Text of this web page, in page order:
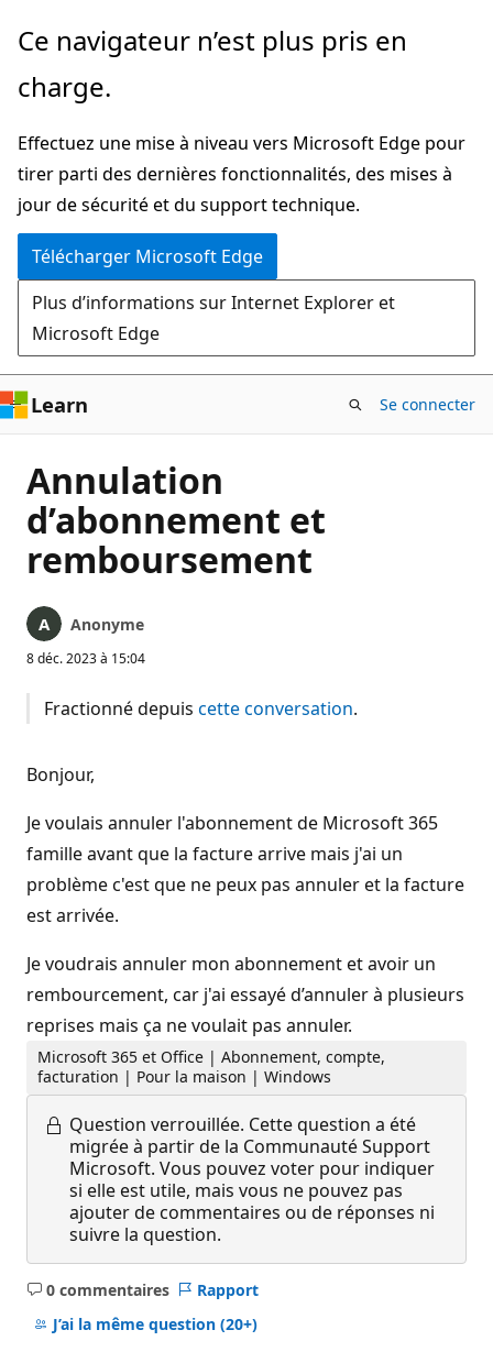
Passer
directement
au
principal
Ce navigateur n’est plus pris en
charge.
Effectuez une mise à niveau vers Microsoft Edge pour
tirer parti des dernières fonctionnalités, des mises à
jour de sécurité et du support technique.
Télécharger Microsoft Edge
Plus d’informations sur Internet Explorer et
Microsoft Edge
Learn Se connecter
Annulation
d’abonnement et
remboursement
Anonyme
8 déc. 2023 à 15:04
Fractionné depuis cette conversation.
Bonjour,
Je voulais annuler l'abonnement de Microsoft 365
famille avant que la facture arrive mais j'ai un
problème c'est que ne peux pas annuler et la facture
est arrivée.
Je voudrais annuler mon abonnement et avoir un
rembourcement, car j'ai essayé d’annuler à plusieurs
reprises mais ça ne voulait pas annuler.
Microsoft 365 et Office | Abonnement, compte,
facturation | Pour la maison | Windows
Question verrouillée. Cette question a été
migrée à partir de la Communauté Support
Microsoft. Vous pouvez voter pour indiquer
si elle est utile, mais vous ne pouvez pas
ajouter de commentaires ou de réponses ni
suivre la question.
0 commentaires
Aucun
commentaire
Rapport
J’ai la même question (20+)